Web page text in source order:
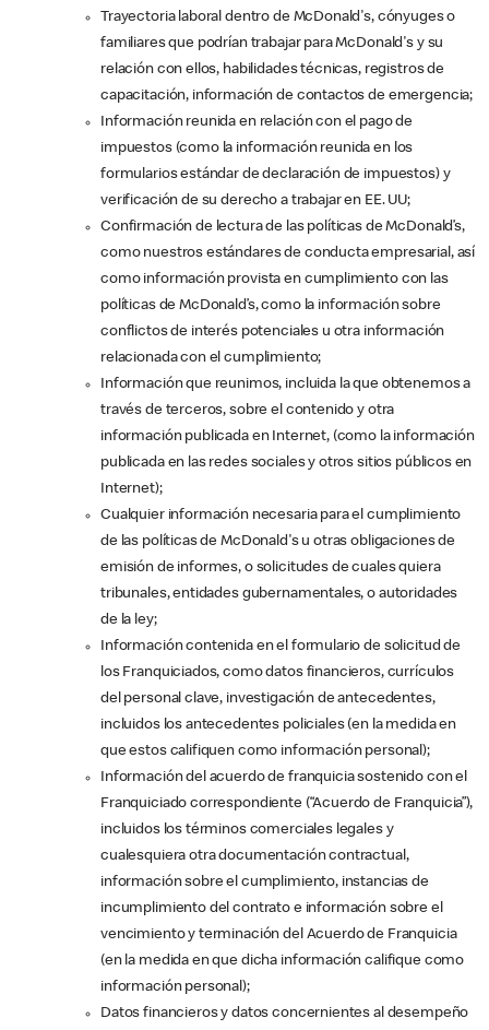
Trayectoria laboral dentro de McDonald's, cónyuges o
familiares que podrían trabajar para McDonald's y su
relación con ellos, habilidades técnicas, registros de
capacitación, información de contactos de emergencia;
Información reunida en relación con el pago de
impuestos (como la información reunida en los
formularios estándar de declaración de impuestos) y
verificación de su derecho a trabajar en EE. UU;
Confirmación de lectura de las políticas de McDonald’s,
como nuestros estándares de conducta empresarial, así
como información provista en cumplimiento con las
políticas de McDonald’s, como la información sobre
conflictos de interés potenciales u otra información
relacionada con el cumplimiento;
Información que reunimos, incluida la que obtenemos a
través de terceros, sobre el contenido y otra
información publicada en Internet, (como la información
publicada en las redes sociales y otros sitios públicos en
Internet);
Cualquier información necesaria para el cumplimiento
de las políticas de McDonald's u otras obligaciones de
emisión de informes, o solicitudes de cuales quiera
tribunales, entidades gubernamentales, o autoridades
de la ley;
Información contenida en el formulario de solicitud de
los Franquiciados, como datos financieros, currículos
del personal clave, investigación de antecedentes,
incluidos los antecedentes policiales (en la medida en
que estos califiquen como información personal);
Información del acuerdo de franquicia sostenido con el
Franquiciado correspondiente (“Acuerdo de Franquicia”),
incluidos los términos comerciales legales y
cualesquiera otra documentación contractual,
información sobre el cumplimiento, instancias de
incumplimiento del contrato e información sobre el
vencimiento y terminación del Acuerdo de Franquicia
(en la medida en que dicha información califique como
información personal);
Datos financieros y datos concernientes al desempeño